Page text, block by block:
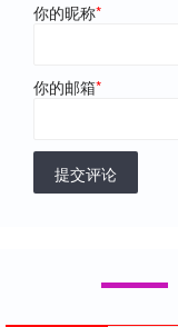
你的昵称*
你的邮箱*
提交评论